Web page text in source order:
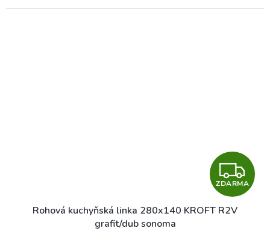
Z
D
ZDARMA
Rohová kuchyňská linka 280x140 KROFT R2V
grafit/dub sonoma